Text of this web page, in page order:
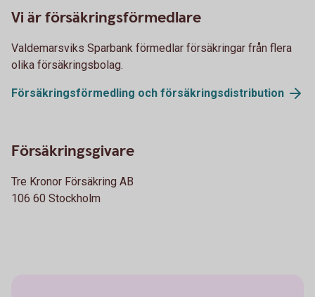
Vi är försäkringsförmedlare
Valdemarsviks Sparbank förmedlar försäkringar från flera
olika försäkringsbolag.
Försäkringsförmedling och försäkringsdistribution
Försäkringsgivare
Tre Kronor Försäkring AB
106 60 Stockholm